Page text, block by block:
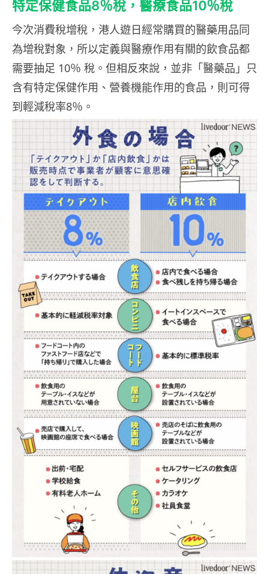
特定保健食品8％稅，醫療食品10％稅
今次消費稅增稅，港人遊日經常購買的醫藥用品同
為增稅對象，所以定義與醫療作用有關的飲食品都
需要抽足 10％ 稅。但相反來說，並非「醫藥品」只
含有特定保健作用、營養機能作用的食品，則可得
到輕減稅率8％。